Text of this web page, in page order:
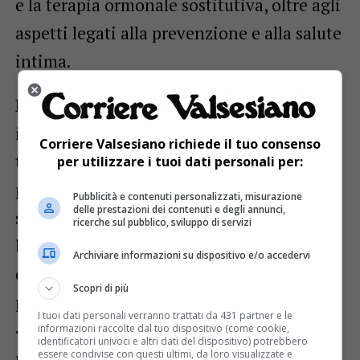
e la terapia ormonale sostitutiva, oltre agli
aspetti legati alla prevenzione e alla salute
intima.
L’Open Day vuole essere un momento di
incontro e confronto con le donne del
territorio, per promuovere la cultura della
prevenzione e far conoscere servizi
specialistici pensati per rispondere ai
bisogni di salute femminile in modo
competente, tempestivo e vicino alle
persone.
«La promozione della salute della donna
Corriere Valsesiano richiede il tuo consenso
per utilizzare i tuoi dati personali per:
Pubblicità e contenuti personalizzati, misurazione
delle prestazioni dei contenuti e degli annunci,
ricerche sul pubblico, sviluppo di servizi
Archiviare informazioni su dispositivo e/o accedervi
Scopri di più
I tuoi dati personali verranno trattati da 431 partner e le
informazioni raccolte dal tuo dispositivo (come cookie,
identificatori univoci e altri dati del dispositivo) potrebbero
essere condivise con questi ultimi, da loro visualizzate e